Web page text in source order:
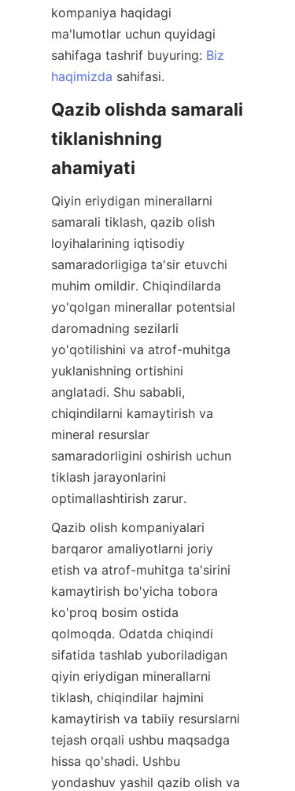
kompaniya haqidagi
ma'lumotlar uchun quyidagi
sahifaga tashrif buyuring: Biz
haqimizda
Qazib olishda samarali
tiklanishning
Qiyin eriydigan minerallarni
samarali tiklash, qazib olish
loyihalarining iqtisodiy
samaradorligiga ta'sir etuvchi
muhim omildir. Chiqindilarda
yo'qolgan minerallar potentsial
daromadning sezilarli
yo'qotilishini va atrof-muhitga
yuklanishning ortishini
anglatadi. Shu sababli,
chiqindilarni kamaytirish va
mineral resurslar
samaradorligini oshirish uchun
tiklash jarayonlarini
Qazib olish kompaniyalari
barqaror amaliyotlarni joriy
etish va atrof-muhitga ta'sirini
kamaytirish bo'yicha tobora
ko'proq bosim ostida
qolmoqda. Odatda chiqindi
sifatida tashlab yuboriladigan
qiyin eriydigan minerallarni
tiklash, chiqindilar hajmini
kamaytirish va tabiiy resurslarni
tejash orqali ushbu maqsadga
hissa qo'shadi. Ushbu
yondashuv yashil qazib olish va